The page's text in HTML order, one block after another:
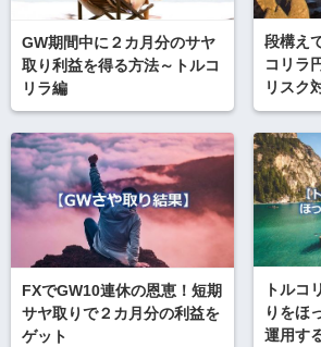
GW期間中に２カ月分のサヤ
取り利益を得る方法～トルコ
リラ編
段構え
コリラ
リスク
FXでGW10連休の恩恵！短期
サヤ取りで２カ月分の利益を
ゲット
トルコ
りをほ
運用す